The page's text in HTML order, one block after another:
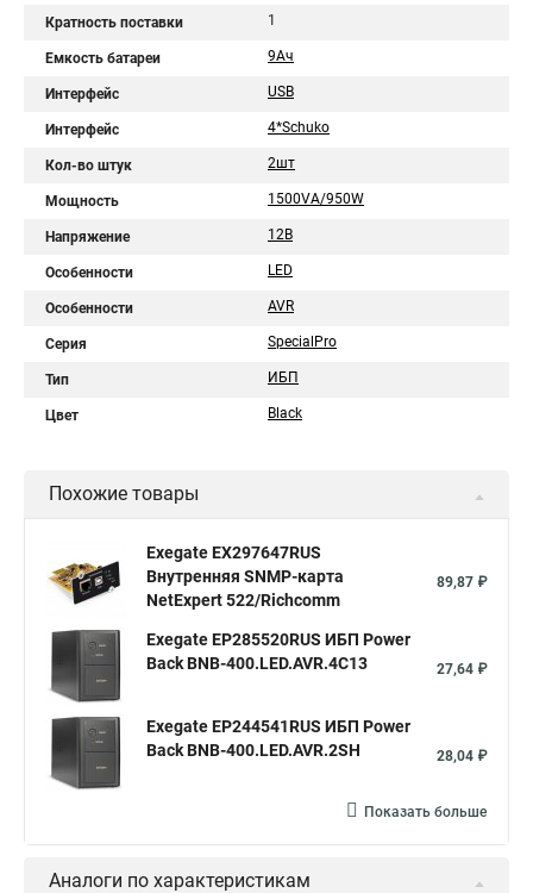
Кратность поставки 1
Емкость батареи 9Aч
Интерфейс USB
Интерфейс 4*Schuko
Кол-во штук 2шт
Мощность 1500VA/950W
Напряжение 12В
Особенности LED
Особенности AVR
Серия SpecialPro
Тип ИБП
Цвет Black
Похожие товары
Exegate EX297647RUS
Внутренняя SNMP-карта
NetExpert 522/Richcomm
89,87 ₽
Exegate EP285520RUS ИБП Power
Back BNB-400.LED.AVR.4C13
27,64 ₽
Exegate EP244541RUS ИБП Power
Back BNB-400.LED.AVR.2SH
28,04 ₽
Показать больше
Аналоги по характеристикам